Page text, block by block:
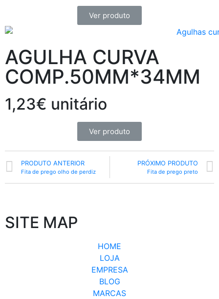
Ver produto
AGULHA CURVA
COMP.50MM*34MM
1,23€ unitário
Ver produto
PRODUTO ANTERIOR
Fita de prego olho de perdiz
PRÓXIMO PRODUTO
Fita de prego preto
SITE MAP
HOME
LOJA
EMPRESA
BLOG
MARCAS